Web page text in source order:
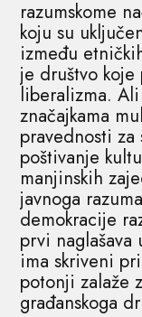
razumskome
koju su
između
je društvo
liberalizma.
značajkama
pravednosti
poštivanje
manjinskih
javnoga
demokracije
prvi naglašava
ima skriveni
potonji zalaže
građanskoga